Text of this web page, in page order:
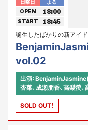
日曜日 よる
OPEN 18:00
START 18:45
誕生したばかりの新アイ
ジャスミン)のトーク＆ア
vol.02
出演：
杏菜、成瀬朋香、高梨螢
SOLD OUT！